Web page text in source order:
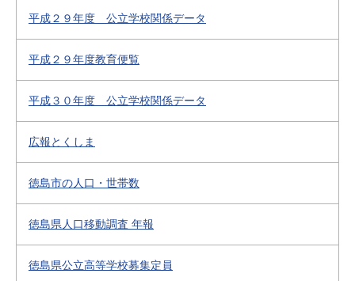
平成２９年度 公立学校関係データ
平成２９年度教育便覧
平成３０年度 公立学校関係データ
広報とくしま
徳島市の人口・世帯数
徳島県人口移動調査 年報
徳島県公立高等学校募集定員